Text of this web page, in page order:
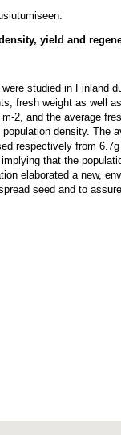
yield and
studied in Finland
fresh weight as well
2, and the average
density. The
respectively from
that the
elaborated a new,
seed and to